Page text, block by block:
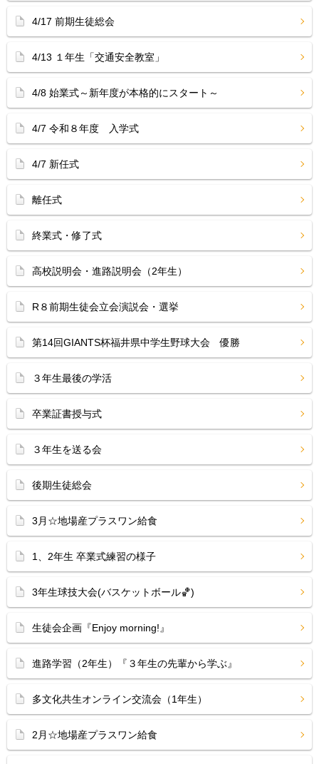
4/17 前期生徒総会
4/13 １年生「交通安全教室」
4/8 始業式～新年度が本格的にスタート～
4/7 令和８年度 入学式
4/7 新任式
離任式
終業式・修了式
高校説明会・進路説明会（2年生）
R８前期生徒会立会演説会・選挙
第14回GIANTS杯福井県中学生野球大会 優勝
３年生最後の学活
卒業証書授与式
３年生を送る会
後期生徒総会
3月☆地場産プラスワン給食
1、2年生 卒業式練習の様子
3年生球技大会(バスケットボール🏀)
生徒会企画『Enjoy morning!』
進路学習（2年生）『３年生の先輩から学ぶ』
多文化共生オンライン交流会（1年生）
2月☆地場産プラスワン給食